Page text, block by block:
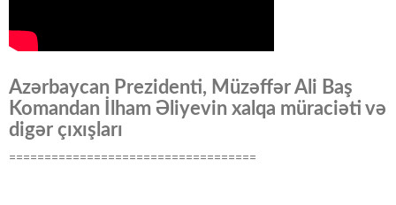
Azərbaycan Prezidenti, Müzəffər Ali Baş
Komandan İlham Əliyevin xalqa müraciəti və
digər çıxışları
===================================